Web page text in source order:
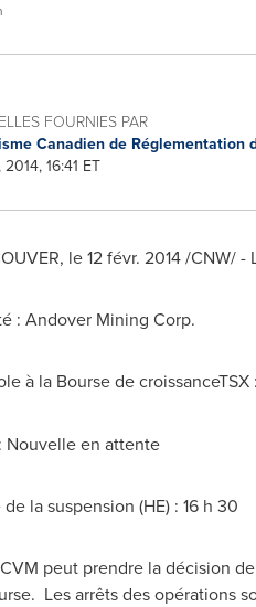
FOURNIES PAR
Canadien de Réglementation
16:41 ET
, le 12 févr. 2014 /CNW/
: Andover Mining Corp.
à la Bourse de croissanceTSX :
Nouvelle en attente
la suspension (HE) : 16 h 30
peut prendre la décision
Les arrêts des opérations